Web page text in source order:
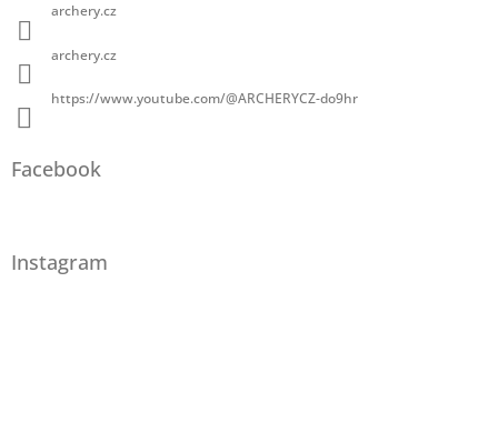
archery.cz
archery.cz
https://www.youtube.com/@ARCHERYCZ-do9hr
Facebook
Instagram